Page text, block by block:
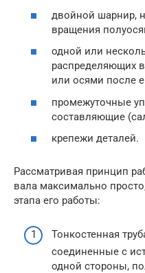
двойной шарнир,
вращения
одной или
распределяющих
или осями после
промежуточные
составляющие
крепежи деталей.
Рассматривая принцип
вала максимально
этапа его работы:
Тонкостенная
соединенные с
одной стороны,